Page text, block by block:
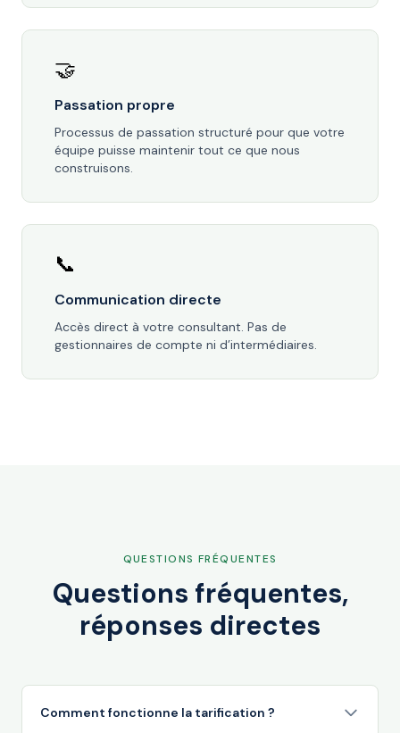
🤝
Passation propre
Processus de passation structuré pour que votre
équipe puisse maintenir tout ce que nous
construisons.
📞
Communication directe
Accès direct à votre consultant. Pas de
gestionnaires de compte ni d’intermédiaires.
QUESTIONS FRÉQUENTES
Questions fréquentes,
réponses directes
Comment fonctionne la tarification ?